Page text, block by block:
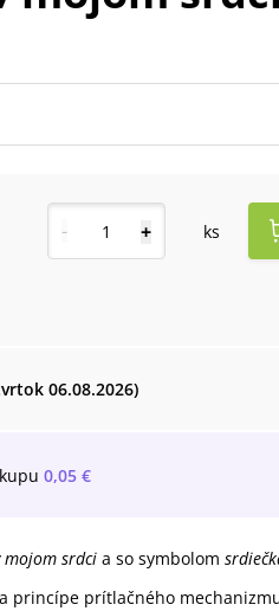
- + ks
06.08.2026)
0,05 €
mojom srdci a so symbolom
princípe prítlačného